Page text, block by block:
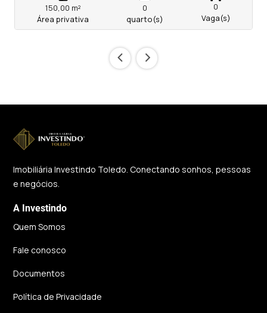
150,00 m²
Área privativa
0
quarto(s)
0
Vaga(s)
‹ ›
Imobiliária Investindo Toledo. Conectando sonhos, pessoas
e negócios.
A Investindo
Quem Somos
Fale conosco
Documentos
Política de Privacidade